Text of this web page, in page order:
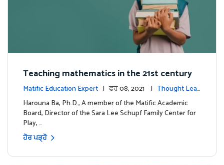
Teaching mathematics in the 21st century
Matific Education Expert | ਫਰ 08, 2021 | Thought Lead
ership
Harouna Ba, Ph.D., A member of the Matific Academic
Board, Director of the Sara Lee Schupf Family Center for
Play, …
ਹੋਰ ਪੜ੍ਹੋ